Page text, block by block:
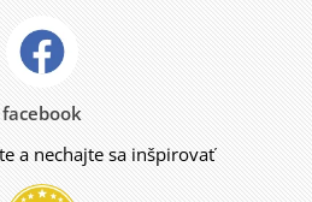
facebook
a nechajte sa inšpirovať